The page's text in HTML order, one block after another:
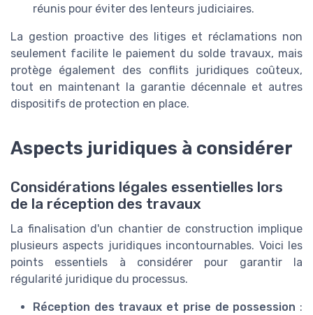
réunis pour éviter des lenteurs judiciaires.
La gestion proactive des litiges et réclamations non
seulement facilite le paiement du solde travaux, mais
protège également des conflits juridiques coûteux,
tout en maintenant la garantie décennale et autres
dispositifs de protection en place.
Aspects juridiques à considérer
Considérations légales essentielles lors
de la réception des travaux
La finalisation d'un chantier de construction implique
plusieurs aspects juridiques incontournables. Voici les
points essentiels à considérer pour garantir la
régularité juridique du processus.
Réception des travaux et prise de possession :